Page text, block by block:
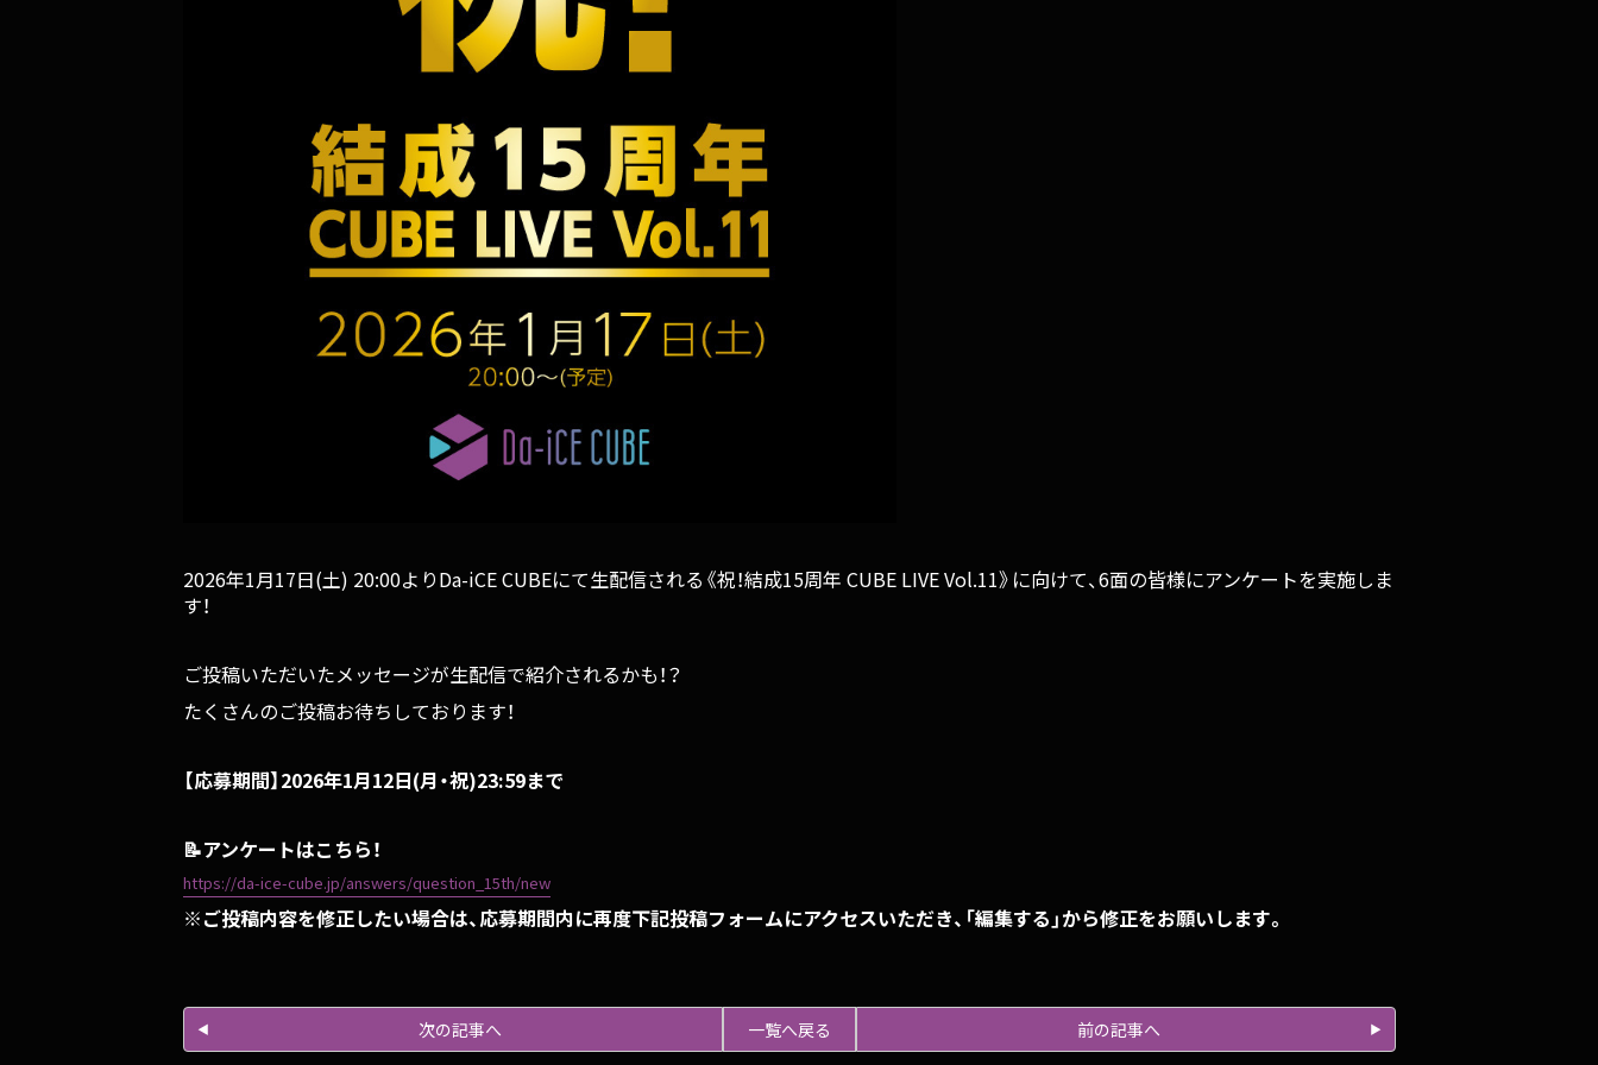
2026年1月17日(土) 20:00よりDa-iCE CUBEにて生配信される《祝！結成15周年 CUBE LIVE Vol.11》に向けて、6面の皆様にアンケートを実施しま
す！
ご投稿いただいたメッセージが生配信で紹介されるかも！？
たくさんのご投稿お待ちしております！
【応募期間】2026年1月12日(月・祝)23:59まで
📝アンケートはこちら！
https://da-ice-cube.jp/answers/question_15th/new
※ご投稿内容を修正したい場合は、応募期間内に再度下記投稿フォームにアクセスいただき、「編集する」から修正をお願いします。
次の記事へ 一覧へ戻る 前の記事へ